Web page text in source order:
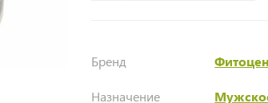
Бренд
Назначение